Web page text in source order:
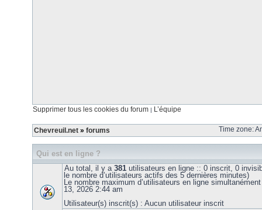
Supprimer tous les cookies du forum | L’équipe
Chevreuil.net » forums Time zone:
Qui est en ligne ?
Au total, il y a 381 utilisateurs en ligne :: 0 inscrit, 0
le nombre d’utilisateurs actifs des 5 dernières minutes)
Le nombre maximum d’utilisateurs en ligne
13, 2026 2:44 am
Utilisateur(s) inscrit(s) : Aucun utilisateur inscrit